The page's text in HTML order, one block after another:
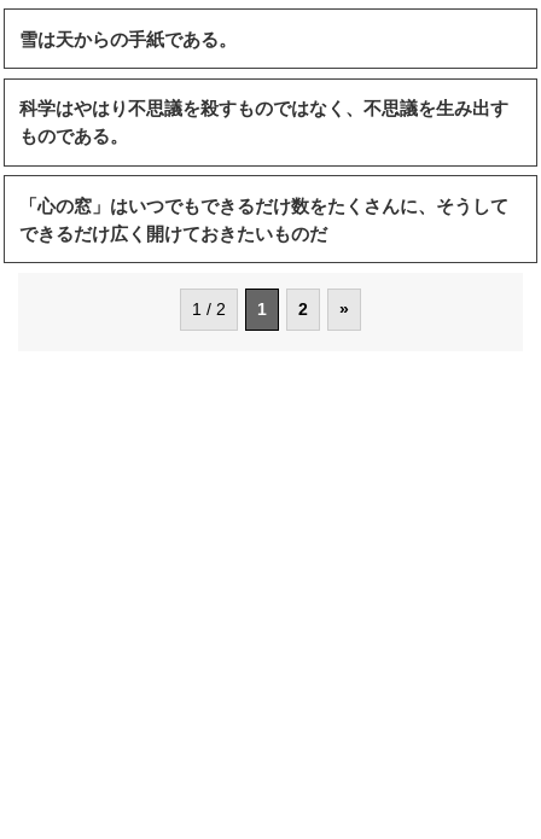
雪は天からの手紙である。
科学はやはり不思議を殺すものではなく、不思議を生み出す
ものである。
「心の窓」はいつでもできるだけ数をたくさんに、そうして
できるだけ広く開けておきたいものだ
1 / 2 1 2 »